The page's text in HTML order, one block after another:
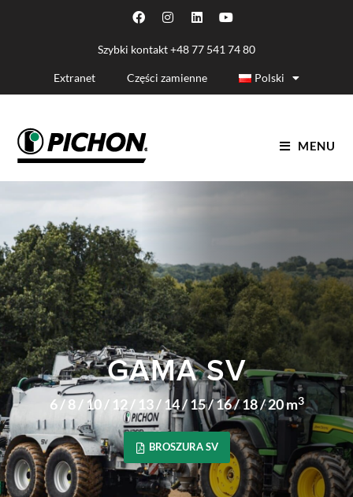
Szybki kontakt+48 77 541 74 80
Extranet Części zamienne Polski
MENU
GAMA SV
6 / 8 / 10 / 12 / 13 / 14 / 15 / 16 / 18 / 20 m3
BROSZURA SV